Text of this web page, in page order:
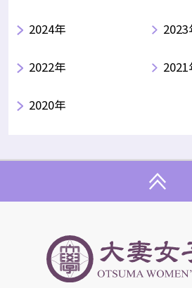
2024年 2023
2022年 2021
2020年